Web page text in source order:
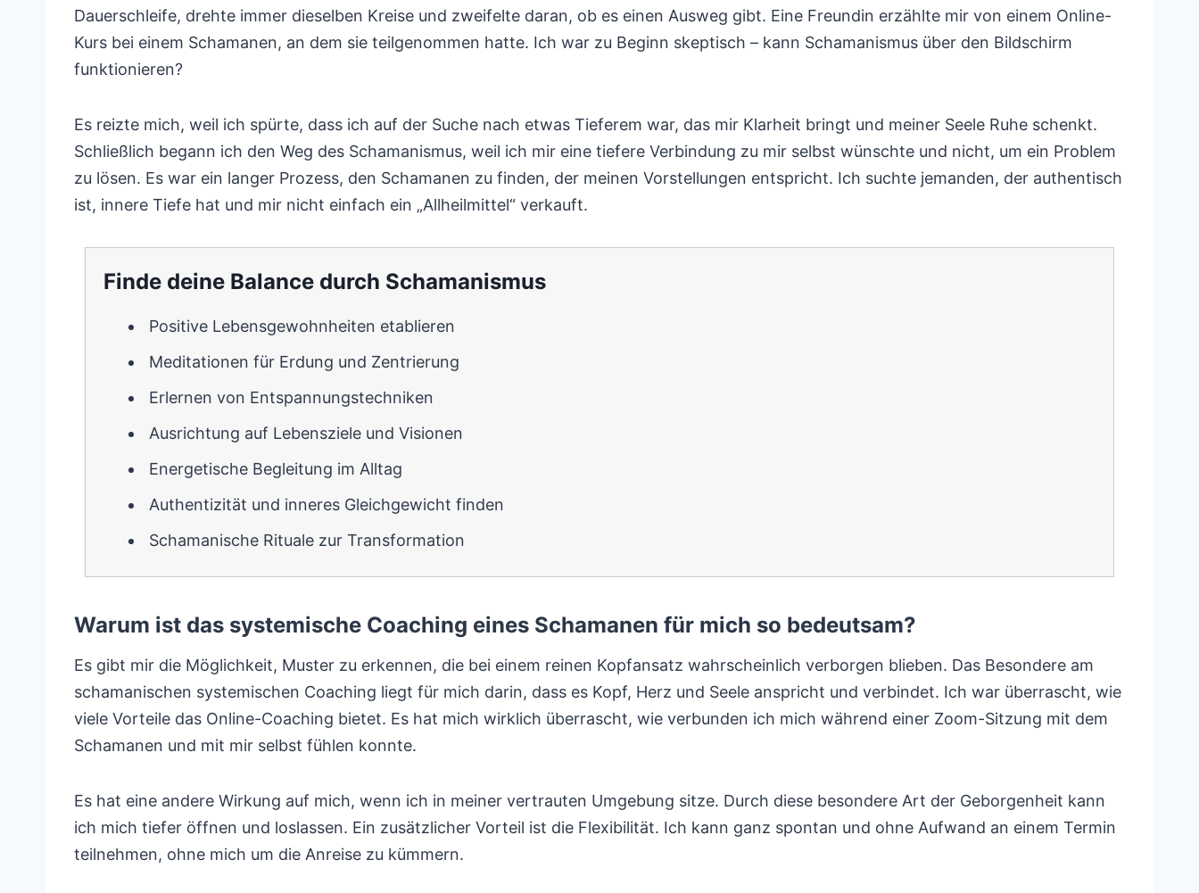
Dauerschleife, drehte immer dieselben Kreise und zweifelte daran, ob es einen Ausweg gibt. Eine Freundin erzählte mir von einem Online-
Kurs bei einem Schamanen, an dem sie teilgenommen hatte. Ich war zu Beginn skeptisch – kann Schamanismus über den Bildschirm
funktionieren?
Es reizte mich, weil ich spürte, dass ich auf der Suche nach etwas Tieferem war, das mir Klarheit bringt und meiner Seele Ruhe schenkt.
Schließlich begann ich den Weg des Schamanismus, weil ich mir eine tiefere Verbindung zu mir selbst wünschte und nicht, um ein Problem
zu lösen. Es war ein langer Prozess, den Schamanen zu finden, der meinen Vorstellungen entspricht. Ich suchte jemanden, der authentisch
ist, innere Tiefe hat und mir nicht einfach ein „Allheilmittel“ verkauft.
Finde deine Balance durch Schamanismus
Positive Lebensgewohnheiten etablieren
Meditationen für Erdung und Zentrierung
Erlernen von Entspannungstechniken
Ausrichtung auf Lebensziele und Visionen
Energetische Begleitung im Alltag
Authentizität und inneres Gleichgewicht finden
Schamanische Rituale zur Transformation
Warum ist das systemische Coaching eines Schamanen für mich so bedeutsam?
Es gibt mir die Möglichkeit, Muster zu erkennen, die bei einem reinen Kopfansatz wahrscheinlich verborgen blieben. Das Besondere am
schamanischen systemischen Coaching liegt für mich darin, dass es Kopf, Herz und Seele anspricht und verbindet. Ich war überrascht, wie
viele Vorteile das Online-Coaching bietet. Es hat mich wirklich überrascht, wie verbunden ich mich während einer Zoom-Sitzung mit dem
Schamanen und mit mir selbst fühlen konnte.
Es hat eine andere Wirkung auf mich, wenn ich in meiner vertrauten Umgebung sitze. Durch diese besondere Art der Geborgenheit kann
ich mich tiefer öffnen und loslassen. Ein zusätzlicher Vorteil ist die Flexibilität. Ich kann ganz spontan und ohne Aufwand an einem Termin
teilnehmen, ohne mich um die Anreise zu kümmern.